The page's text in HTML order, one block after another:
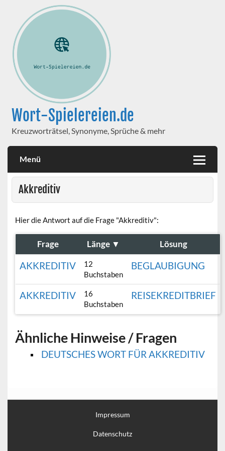
Wort-Spielereien.de
Kreuzworträtsel, Synonyme, Sprüche & mehr
Menü
Akkreditiv
Hier die Antwort auf die Frage "Akkreditiv":
Frage Länge ▼ Lösung
AKKREDITIV
12
Buchstaben
BEGLAUBIGUNG
AKKREDITIV
16
Buchstaben
REISEKREDITBRIEF
Ähnliche Hinweise / Fragen
DEUTSCHES WORT FÜR AKKREDITIV
Impressum
Datenschutz